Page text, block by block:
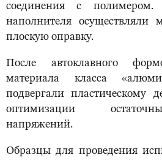
соединения с полимером.
наполнителя осуществляли
плоскую оправку.
После автоклавного
материала класса
подвергали пластическому
оптимизации
напряжений.
Образцы для проведения